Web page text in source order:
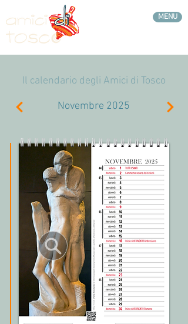
MENU
Il calendario degli Amici di Tosco
Novembre 2025